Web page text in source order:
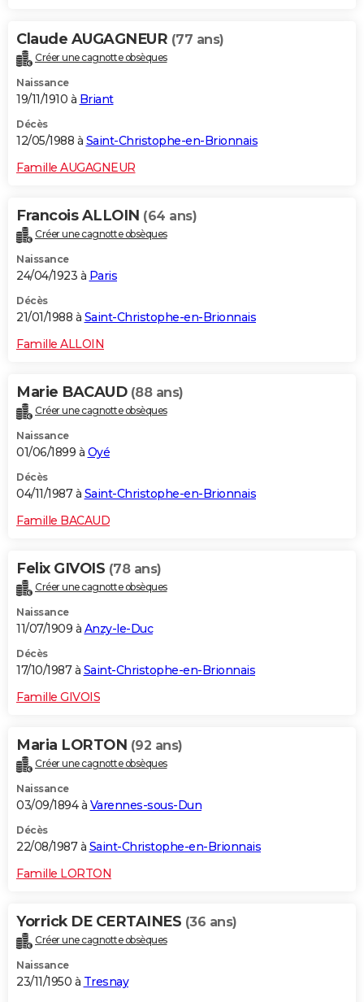
Claude AUGAGNEUR (77 ans)
Créer une cagnotte obsèques
Naissance
19/11/1910 à Briant
Décès
12/05/1988 à Saint-Christophe-en-Brionnais
Famille AUGAGNEUR
Francois ALLOIN (64 ans)
Créer une cagnotte obsèques
Naissance
24/04/1923 à Paris
Décès
21/01/1988 à Saint-Christophe-en-Brionnais
Famille ALLOIN
Marie BACAUD (88 ans)
Créer une cagnotte obsèques
Naissance
01/06/1899 à Oyé
Décès
04/11/1987 à Saint-Christophe-en-Brionnais
Famille BACAUD
Felix GIVOIS (78 ans)
Créer une cagnotte obsèques
Naissance
11/07/1909 à Anzy-le-Duc
Décès
17/10/1987 à Saint-Christophe-en-Brionnais
Famille GIVOIS
Maria LORTON (92 ans)
Créer une cagnotte obsèques
Naissance
03/09/1894 à Varennes-sous-Dun
Décès
22/08/1987 à Saint-Christophe-en-Brionnais
Famille LORTON
Yorrick DE CERTAINES (36 ans)
Créer une cagnotte obsèques
Naissance
23/11/1950 à Tresnay